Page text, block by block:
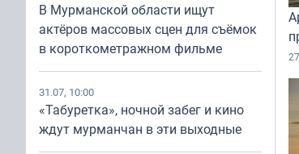
В Мурманской области ищут
актёров массовых сцен для съёмок
в короткометражном фильме
31.07, 10:00
«Табуретка», ночной забег и кино
ждут мурманчан в эти выходные